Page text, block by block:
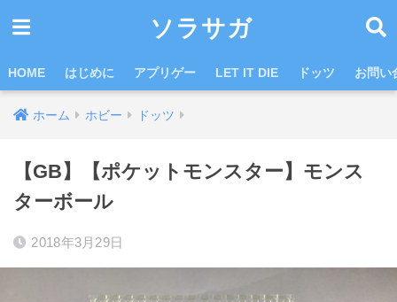
ソラサガ
HOME はじめに アプリゲー LET IT DIE ドッツ お問い
ホーム ホビー ドッツ
【GB】【ポケットモンスター】モンス
ターボール
2018年3月29日